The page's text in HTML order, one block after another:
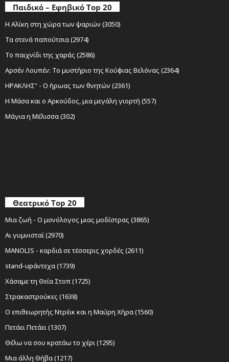
Παιδικό – Εφηβικό Top 20
Η Αλίκη στη χώρα των ψαριών (3050)
Τα στενά παπούτσια (2974)
Το παιχνίδι της χαράς (2586)
Αρσέν Λουπέν: Το μυστήριο της Κούφιας Βελόνας (2364)
ΗΡΑΚΛΗΣ" - Ο ήρωας των θνητών (2361)
Η Μάσα και ο Αρκούδος, μια μεγάλη γιορτή (557)
Μάγια η Μέλισσα (302)
Θεατρικό Top 20
Μια ζωή - Ο μονόλογος μιας μοδίστρας (3865)
Αι γυμνισταί (2970)
MANOLIS - καρδιά σε τέσσερις χορδές (2611)
stand-upάντεχα (1739)
Χάσαμε τη Θεία Στοπ (1725)
Στρακαστρούκες (1638)
Ο επιθεωρητής Ντρέικ και η Μαύρη Χήρα (1560)
Πετάει Πετάει (1307)
Θέλω να σου κρατάω το χέρι (1295)
Μια άλλη Θήβα (1217)